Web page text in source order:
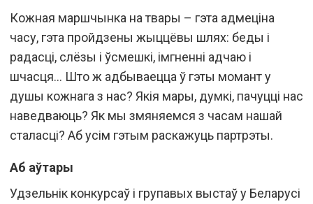
Кожная маршчынка на твары – гэта адмеціна
часу, гэта пройдзены жыццёвы шлях: беды і
радасці, слёзы і ўсмешкі, імгненні адчаю і
шчасця… Што ж адбываецца ў гэты момант у
душы кожнага з нас? Якія мары, думкі, пачуцці нас
наведваюць? Як мы змяняемся з часам нашай
сталасці? Аб усім гэтым раскажуць партрэты.
Аб аўтары
Удзельнік конкурсаў і групавых выстаў у Беларусі